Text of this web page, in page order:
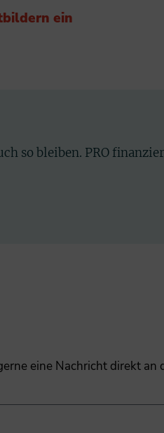
ein
so bleiben. PRO
eine Nachricht direkt an